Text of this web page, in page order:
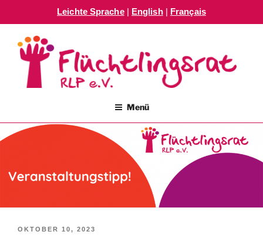
Leichte Sprache| English| Français
Inhalt
springen
FLÜCHTLINGSRAT RLP E.V.
Menü
VERÖFFENTLICHT
OKTOBER 10, 2023